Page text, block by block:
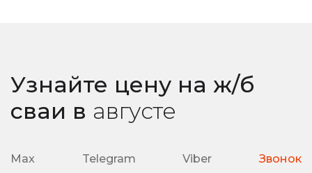
Узнайте цену на ж/б
сваи в августе
Max Telegram Viber Звонок